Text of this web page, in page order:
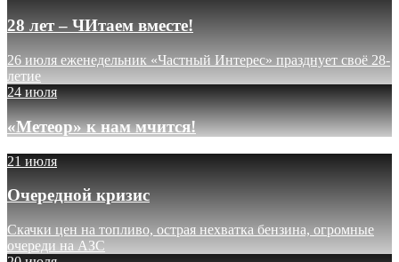
28 лет – ЧИтаем вместе!
26 июля еженедельник «Частный Интерес» празднует своё 28-
летие
24 июля
«Метеор» к нам мчится!
21 июля
Очередной кризис
Скачки цен на топливо, острая нехватка бензина, огромные
очереди на АЗС